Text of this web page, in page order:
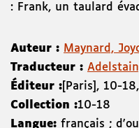
: Frank, un taulard
Auteur : Maynard,
Traducteur :
Éditeur : [Paris] , 10-18,
Collection :10-18
Langue: français ;